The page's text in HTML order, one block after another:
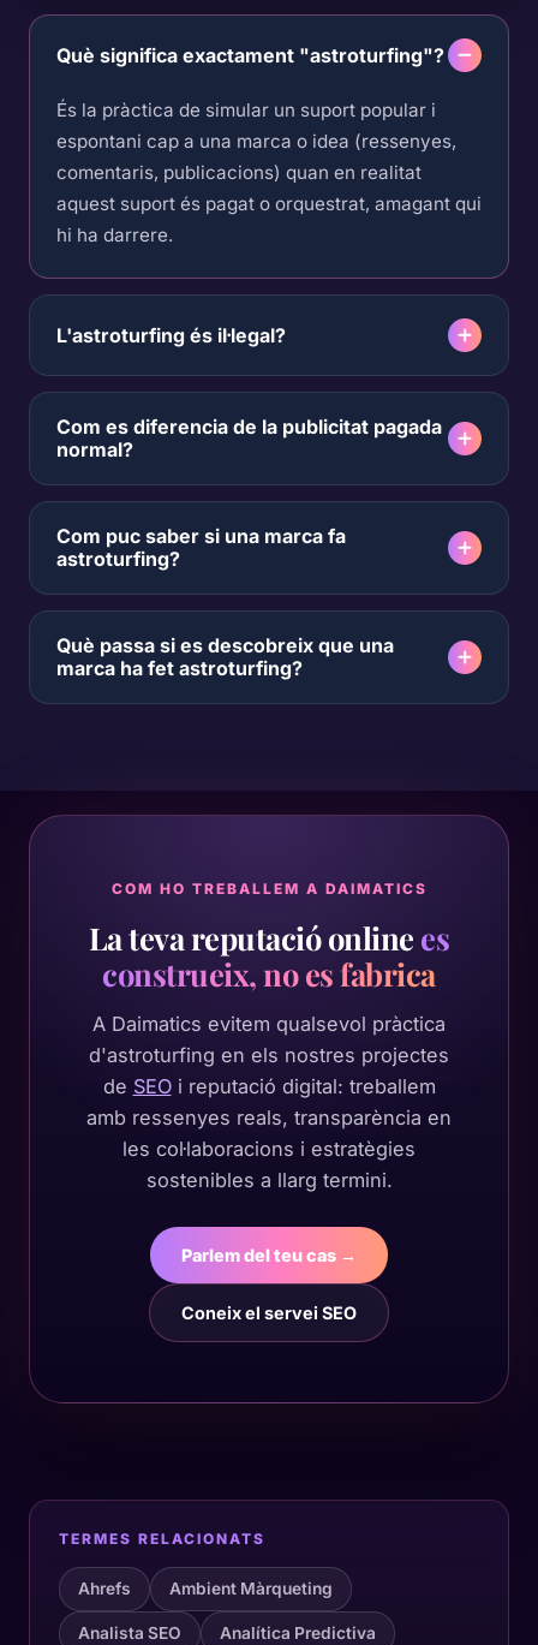
Què significa exactament "astroturfing"?
És la pràctica de simular un suport popular i
espontani cap a una marca o idea (ressenyes,
comentaris, publicacions) quan en realitat
aquest suport és pagat o orquestrat, amagant qui
hi ha darrere.
L'astroturfing és il·legal?
Com es diferencia de la publicitat pagada
normal?
Com puc saber si una marca fa
astroturfing?
Què passa si es descobreix que una
marca ha fet astroturfing?
COM HO TREBALLEM A DAIMATICS
La teva reputació online es
construeix, no es fabrica
A Daimatics evitem qualsevol pràctica
d'astroturfing en els nostres projectes
de SEOi reputació digital: treballem
amb ressenyes reals, transparència en
les col·laboracions i estratègies
sostenibles a llarg termini.
Parlem del teu cas →
Coneix el servei SEO
TERMES RELACIONATS
Ahrefs Ambient Màrqueting
Analista SEO Analítica Predictiva